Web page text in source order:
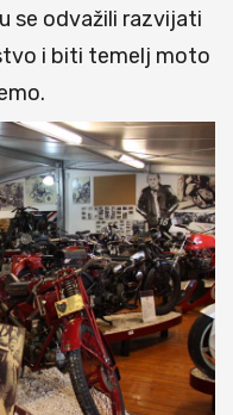
se odvažili razvijati
i biti temelj moto